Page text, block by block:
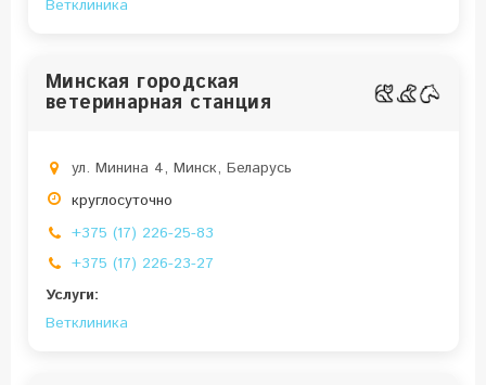
Ветклиника
Минская городская
ветеринарная станция
ул. Минина 4, Минск, Беларусь
круглосуточно
+375 (17) 226-25-83
+375 (17) 226-23-27
Услуги:
Ветклиника